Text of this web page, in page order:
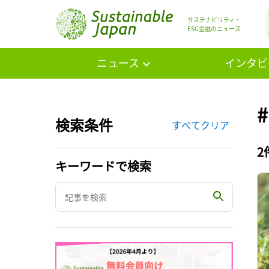
サステナビリティ・
ESG金融のニュース
ニュース インタ
検索条件 すべてクリア
キーワードで検索
2